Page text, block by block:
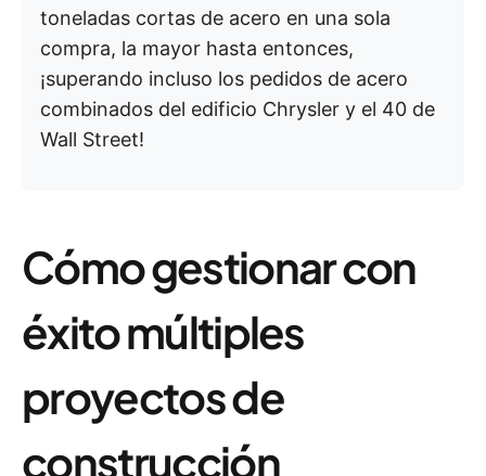
toneladas cortas de acero en una sola
compra, la mayor hasta entonces,
¡superando incluso los pedidos de acero
combinados del edificio Chrysler y el 40 de
Wall Street!
Cómo gestionar con
éxito múltiples
proyectos de
construcción